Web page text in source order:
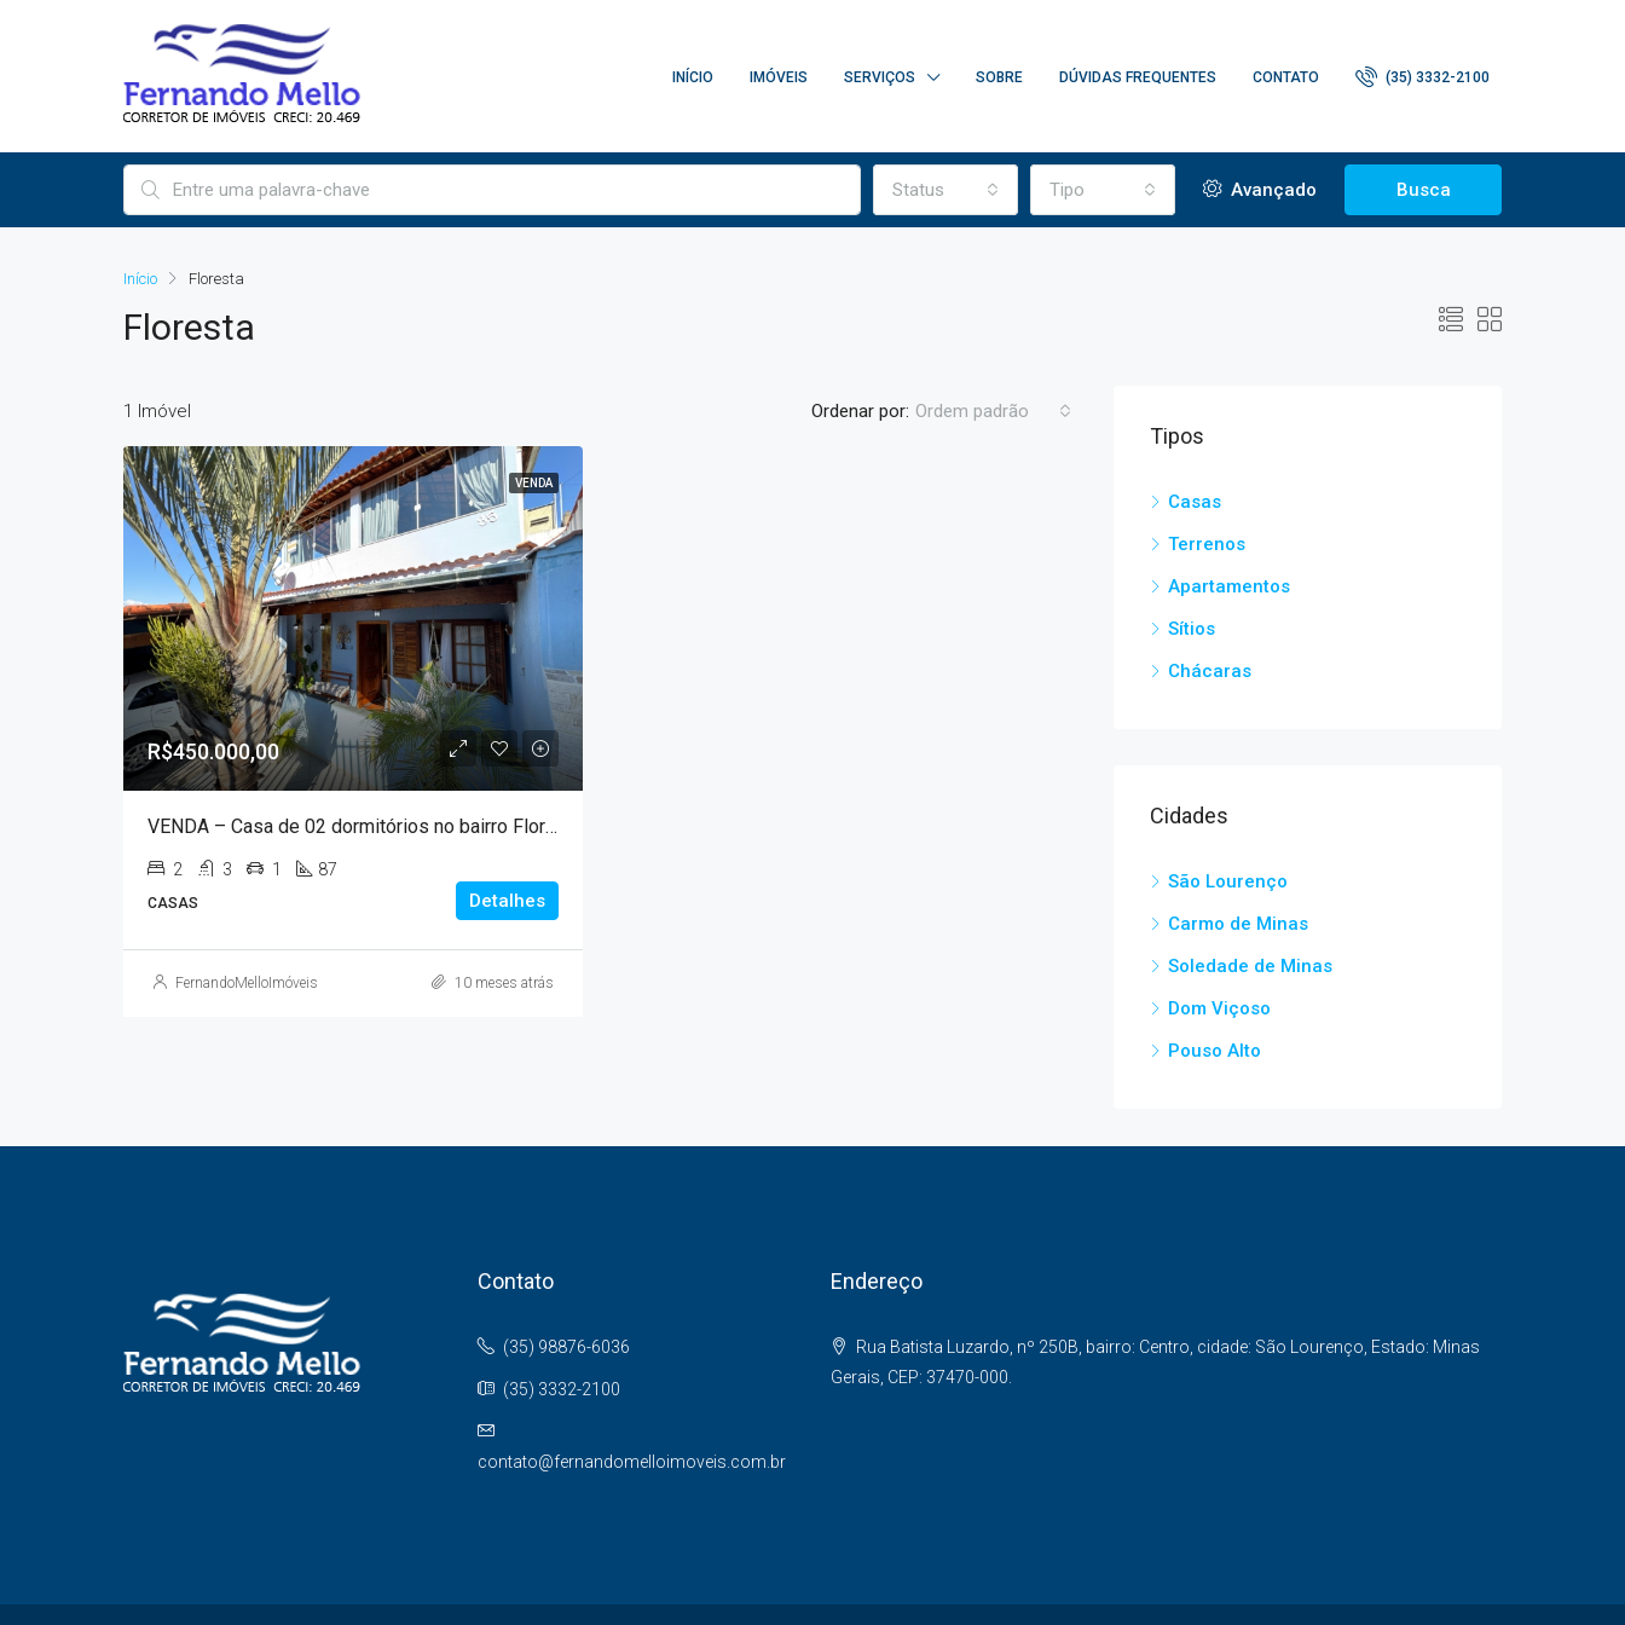
INÍCIO IMÓVEIS SERVIÇOS SOBRE DÚVIDAS FREQUENTES CONTATO (35) 3332-2100
Status Tipo Avançado Busca
Início Floresta
Floresta
1 Imóvel Ordenar por: Ordem padrão
VENDA
R$450.000,00
VENDA – Casa de 02 dormitórios no bairro Floresta!!!
2 3 1 87
CASAS Detalhes
FernandoMelloImóveis 10 meses atrás
Tipos
Casas
Terrenos
Apartamentos
Sítios
Chácaras
Cidades
São Lourenço
Carmo de Minas
Soledade de Minas
Dom Viçoso
Pouso Alto
Contato
(35) 98876-6036
(35) 3332-2100
contato@fernandomelloimoveis.com.br
Endereço
Rua Batista Luzardo, nº 250B, bairro: Centro, cidade: São Lourenço, Estado: Minas
Gerais, CEP: 37470-000.